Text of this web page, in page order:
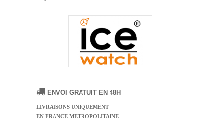
ENVOI GRATUIT EN 48H
LIVRAISONS UNIQUEMENT
EN FRANCE METROPOLITAINE